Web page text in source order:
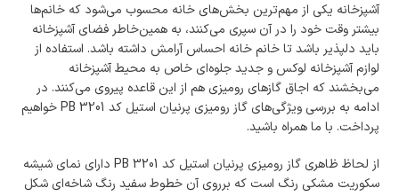
آشپزخانه یکی از مهم‌ترین بخش‌های خانه محسوب می‌شود که خانم‌ها
بیشتر وقت خود را در آن سپری می‌کنند، به همین‌خاطر فضای آشپزخانه
باید دلپذیر باشد تا خانم خانه احساس آرامش داشته باشد. استفاده از
لوازم آشپزخانه لوکس و جدید جلوه‎‌ای خاص به محیط آشپزخانه
می‌بخشند که اجاق گازهای رومیزی هم از این قاعده پیروی می‌کنند. در
ادامه به بررسی ویژگی‌های گاز رومیزی پرنیان استیل کد PB 3201 خواهیم
پرداخت. با ما همراه باشید.
از لحاظ ظاهری گاز رومیزی پرنیان استیل کد PB 3201 دارای نمای شیشه‌
سکوریت مشکی رنگ است که برروی آن خطوط سفید رنگ شاخه‌ای شکل